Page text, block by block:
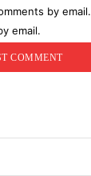
by email.
email.